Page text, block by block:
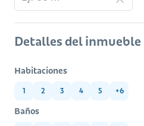
Detalles del inmueble
Habitaciones
1 2 3 4 5 +6
Baños